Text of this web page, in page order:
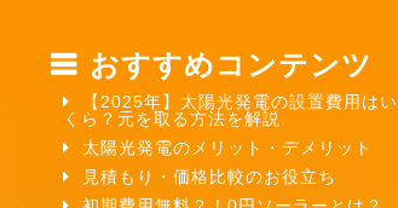
おすすめコンテンツ
【2025年】太陽光発電の設置費用はい
くら？元を取る方法を解説
太陽光発電のメリット・デメリット
見積もり・価格比較のお役立ち